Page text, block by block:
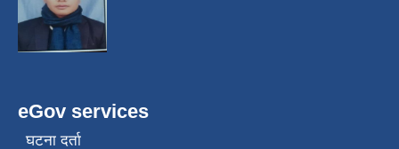
eGov services
घटना दर्ता